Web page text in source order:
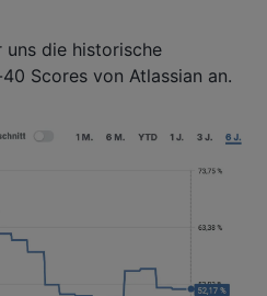
uns die historische
Scores von Atlassian an.